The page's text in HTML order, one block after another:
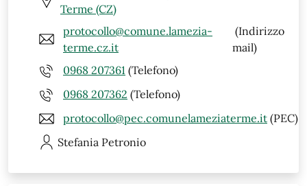
Terme (CZ)
protocollo@comune.lamezia-
terme.cz.it
(Indirizzo
mail)
0968 207361 (Telefono)
0968 207362 (Telefono)
protocollo@pec.comunelameziaterme.it (PEC)
Stefania Petronio